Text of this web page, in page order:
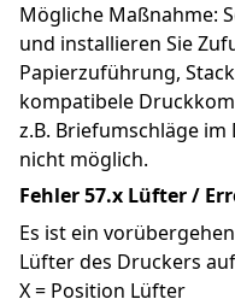
Mögliche Maßnahme:
und installieren Sie
Papierzuführung,
kompatibele
z.B. Briefumschläge
nicht möglich.
Fehler 57.x Lüfter /
Es ist ein
Lüfter des Druckers
X = Position Lüfter